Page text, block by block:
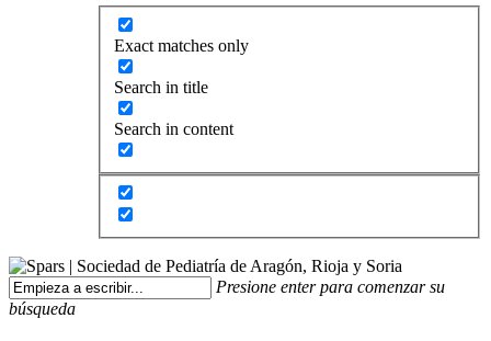
Exact matches only
Search in title
Search in content
Presione enter para comenzar su
búsqueda